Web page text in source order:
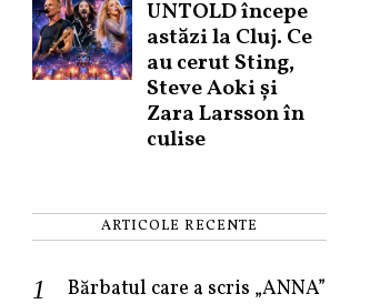
UNTOLD începe
astăzi la Cluj. Ce
au cerut Sting,
Steve Aoki și
Zara Larsson în
culise
ARTICOLE RECENTE
Bărbatul care a scris „ANNA”